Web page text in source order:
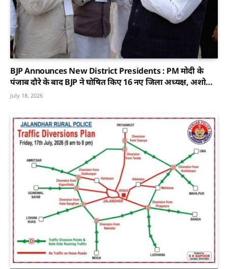
BJP Announces New District Presidents : PM मोदी के
पंजाब दौरे के बाद BJP ने घोषित किए 16 नए जिला अध्यक्ष, अशोक
सरीन हिक्की बने जालंधर अर्बन प्रधान
July 18, 2026